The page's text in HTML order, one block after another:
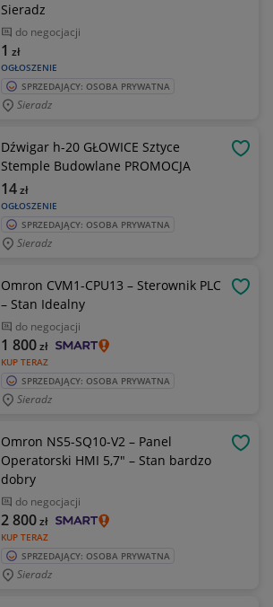
Sieradz
do negocjacji
OGŁOSZENIE
1 zł
SPRZEDAJĄCY: OSOBA PRYWATNA
Sieradz
Dźwigar h-20 GŁOWICE Sztyce
Stemple Budowlane PROMOCJA
OGŁOSZENIE
14zł
SPRZEDAJĄCY: OSOBA PRYWATNA
Sieradz
Omron CVM1-CPU13 – Sterownik PLC
– Stan Idealny
do negocjacji
KUP TERAZ
1 800zł
SPRZEDAJĄCY: OSOBA PRYWATNA
Sieradz
Omron NS5-SQ10-V2 – Panel
Operatorski HMI 5,7" – Stan bardzo
dobry
do negocjacji
KUP TERAZ
2 800zł
SPRZEDAJĄCY: OSOBA PRYWATNA
Sieradz